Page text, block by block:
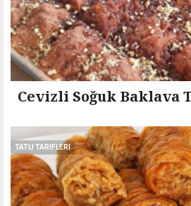
Cevizli Soğuk Baklava
TATLI TARIFLERI